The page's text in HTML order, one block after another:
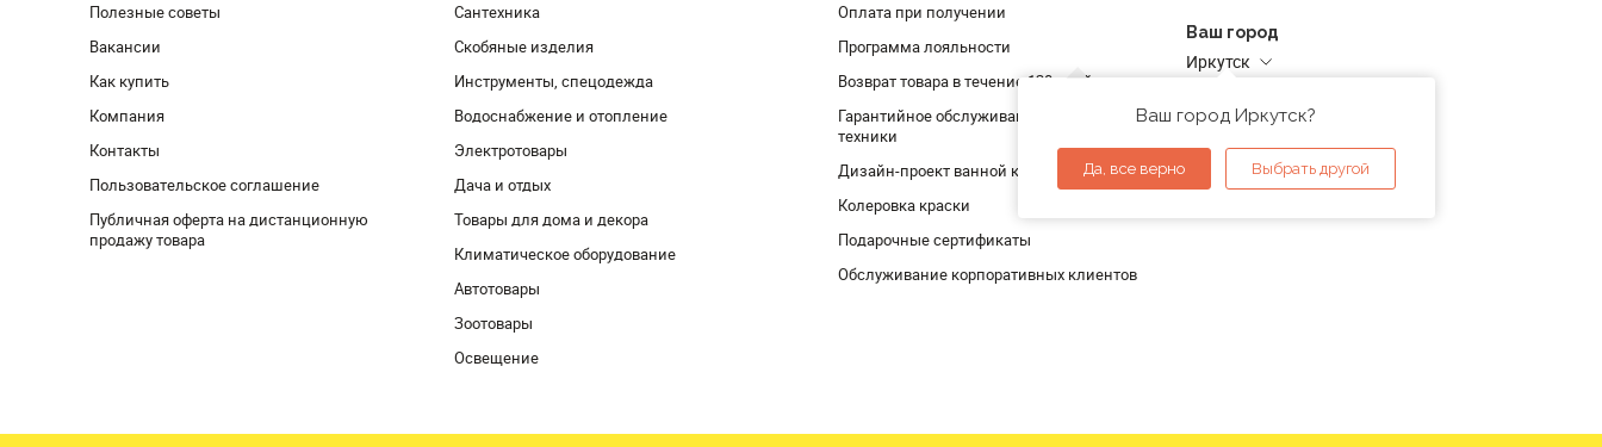
Полезные советы
Вакансии
Как купить
Компания
Контакты
Пользовательское соглашение
Публичная оферта на дистанционную
продажу товара
Сантехника
Скобяные изделия
Инструменты, спецодежда
Водоснабжение и отопление
Электротовары
Дача и отдых
Товары для дома и декора
Климатическое оборудование
Автотовары
Зоотовары
Освещение
Оплата при получении
Программа лояльности
Возврат товара в течение 120 дней
Гарантийное обслуживание и проверка
техники
Дизайн-проект ванной комнаты
Колеровка краски
Подарочные сертификаты
Обслуживание корпоративных клиентов
Ваш город
Иркутск
Ваш город Иркутск?
Да, все верно Выбрать другой